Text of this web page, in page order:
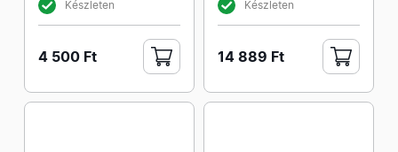
Készleten
4 500 Ft
Készleten
14 889 Ft